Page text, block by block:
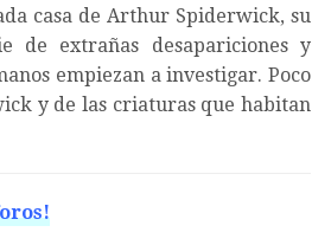
casa de Arthur Spiderwick, su
de extrañas desapariciones y
empiezan a investigar. Poco
y de las criaturas que habitan